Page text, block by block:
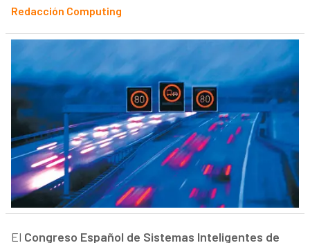
Redacción Computing
El Congreso Español de Sistemas Inteligentes de